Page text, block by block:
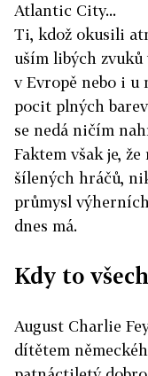
Atlantic City...
Ti, kdož okusili
uším libých
v Evropě nebo i u
pocit plných
se nedá ničím
Faktem však je,
šílených hráčů,
průmysl
dnes má.
Kdy to
August Charlie
dítětem